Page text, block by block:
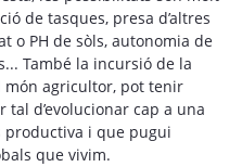
de tasques, presa d’altres
o PH de sòls, autonomia de
També la incursió de la
agricultor, pot tenir
d’evolucionar cap a una
productiva i que pugui
que vivim.